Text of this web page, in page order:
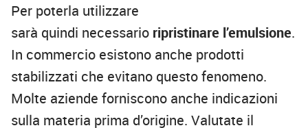
Per poterla utilizzare
sarà quindi necessario ripristinare l’emulsione.
In commercio esistono anche prodotti
stabilizzati che evitano questo fenomeno.
Molte aziende forniscono anche indicazioni
sulla materia prima d’origine. Valutate il